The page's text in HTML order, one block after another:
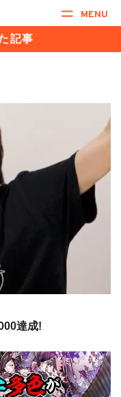
MENU
記事
達成!